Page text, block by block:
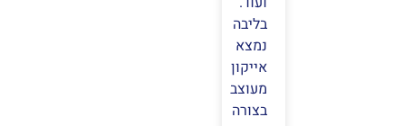
בליבה
נמצא
אייקון
מעוצב
בצורה